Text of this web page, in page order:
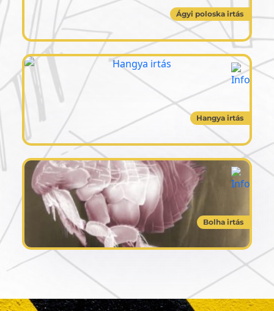
Ágyi poloska irtás
Hangya irtás
Bolha irtás